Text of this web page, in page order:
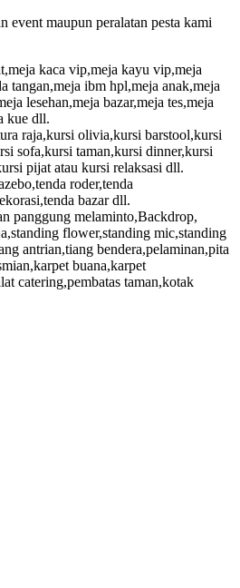
event maupun peralatan pesta kami
kaca vip,meja kayu vip,meja
tangan,meja ibm hpl,meja anak,meja
lesehan,meja bazar,meja tes,meja
kue dll.
raja,kursi olivia,kursi barstool,kursi
sofa,kursi taman,kursi dinner,kursi
pijat atau kursi relaksasi dll.
roder,tenda
bazar dll.
panggung melaminto,Backdrop,
flower,standing mic,standing
antrian,tiang bendera,pelaminan,pita
buana,karpet
catering,pembatas taman,kotak